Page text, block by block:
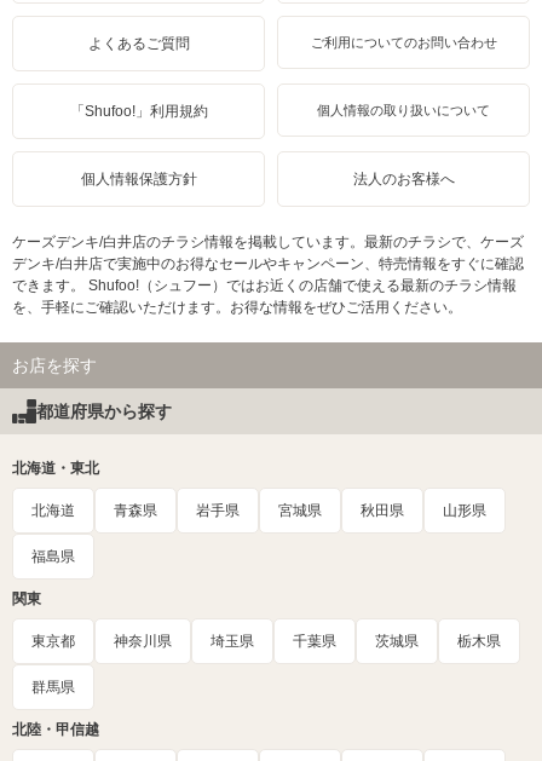
よくあるご質問 ご利用についてのお問い合わせ
「Shufoo!」利用規約 個人情報の取り扱いについて
個人情報保護方針 法人のお客様へ
ケーズデンキ/白井店のチラシ情報を掲載しています。最新のチラシで、ケーズ
デンキ/白井店で実施中のお得なセールやキャンペーン、特売情報をすぐに確認
できます。 Shufoo!（シュフー）ではお近くの店舗で使える最新のチラシ情報
を、手軽にご確認いただけます。お得な情報をぜひご活用ください。
お店を探す
都道府県から探す
北海道・東北
北海道 青森県 岩手県 宮城県 秋田県 山形県
福島県
関東
東京都 神奈川県 埼玉県 千葉県 茨城県 栃木県
群馬県
北陸・甲信越